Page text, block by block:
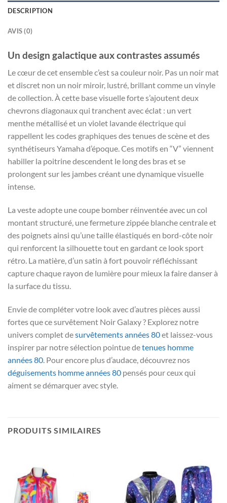
DESCRIPTION
AVIS (0)
Un design galactique aux contrastes assumés
Le cœur de cet ensemble c’est sa couleur noir. Pas un noir mat
et discret non un noir miroir, lustré, brillant comme un vinyle
de collection. À cette base visuelle forte s’ajoutent deux
chevrons diagonaux qui tranchent avec éclat : un vert
menthe métallisé et un violet lavande électrique qui
rappellent les codes graphiques des tenues de scène et des
synthétiseurs Yamaha d’époque. Ces motifs en “V” viennent
habiller la poitrine descendent le long des bras et se
prolongent sur les jambes créant une dynamique visuelle
intense.
La veste adopte une coupe bomber réinventée avec un col
montant structuré, une fermeture zippée blanche centrale et
des poignets ainsi qu’une taille élastiqués en bord-côte noir
qui renforcent la silhouette tout en gardant ce look sport
rétro. La matière, d’un satin à fort pouvoir réfléchissant
capture chaque rayon de lumière pour mieux la faire danser à
la surface du tissu.
Envie de compléter votre look avec d’autres pièces aussi
fortes que ce survêtement Noir Galaxy ? Explorez notre
univers complet desurvêtements années 80et laissez-vous
inspirer par notre sélection pointue detenues homme
années 80. Pour encore plus d’audace, découvrez nos
déguisements homme années 80 pensés pour ceux qui
aiment se démarquer avec style.
PRODUITS SIMILAIRES